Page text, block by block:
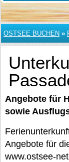
OSTSEE BUCHEN »
Angebote für
sowie
Angebote für
www.ostsee-